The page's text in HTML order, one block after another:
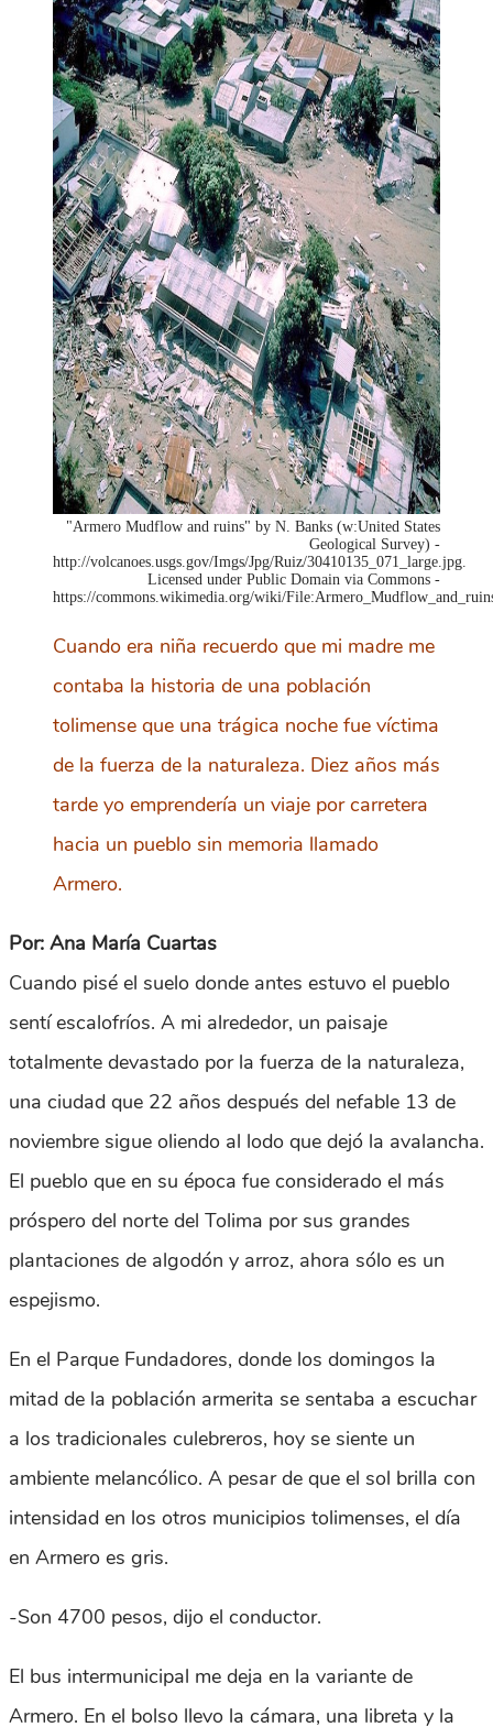
"Armero Mudflow and ruins" by N. Banks (w:United States
Geological Survey) -
http://volcanoes.usgs.gov/Imgs/Jpg/Ruiz/30410135_071_large.jpg.
Licensed under Public Domain via Commons -
https://commons.wikimedia.org/wiki/
Cuando era niña recuerdo que mi madre me
contaba la historia de una población
tolimense que una trágica noche fue víctima
de la fuerza de la naturaleza. Diez años más
tarde yo emprendería un viaje por carretera
hacia un pueblo sin memoria llamado
Armero.
Por: Ana María Cuartas
Cuando pisé el suelo donde antes estuvo el pueblo
sentí escalofríos. A mi alrededor, un paisaje
totalmente devastado por la fuerza de la naturaleza,
una ciudad que 22 años después del nefable 13 de
noviembre sigue oliendo al lodo que dejó la avalancha.
El pueblo que en su época fue considerado el más
próspero del norte del Tolima por sus grandes
plantaciones de algodón y arroz, ahora sólo es un
espejismo.
En el Parque Fundadores, donde los domingos la
mitad de la población armerita se sentaba a escuchar
a los tradicionales culebreros, hoy se siente un
ambiente melancólico. A pesar de que el sol brilla con
intensidad en los otros municipios tolimenses, el día
en Armero es gris.
-Son 4700 pesos, dijo el conductor.
El bus intermunicipal me deja en la variante de
Armero. En el bolso llevo la cámara, una libreta y la